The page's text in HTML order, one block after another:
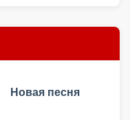
Новая песня